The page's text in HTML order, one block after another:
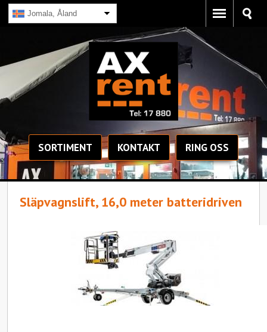
Jomala, Åland
SORTIMENT KONTAKT RING OSS
Släpvagnslift, 16,0 meter batteridriven